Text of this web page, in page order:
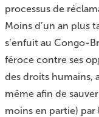
processus de
Moins d’un an plus
s’enfuit au Congo-
féroce contre ses
des droits
même afin de
moins en partie) par